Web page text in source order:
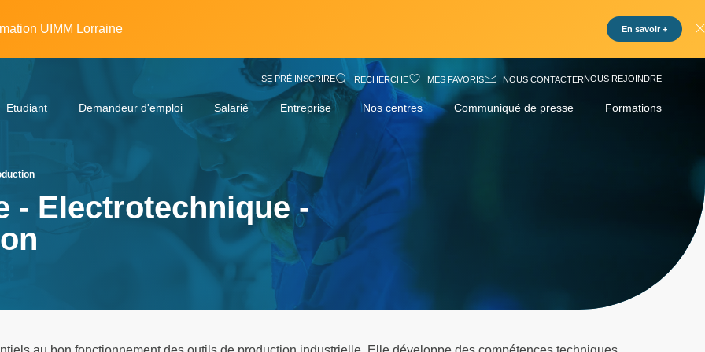
UIMM Lorraine En savoir +
SE PRÉ INSCRIRE RECHERCHE MES FAVORIS NOUS CONTACTERNOUS REJOINDRE
Etudiant Demandeur d'emploi Salarié Entreprise Nos centres Communiqué de presse Formations
- Electrotechnique -